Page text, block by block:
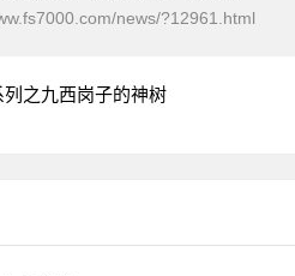
news/?12961.html
之九西岗子的神树